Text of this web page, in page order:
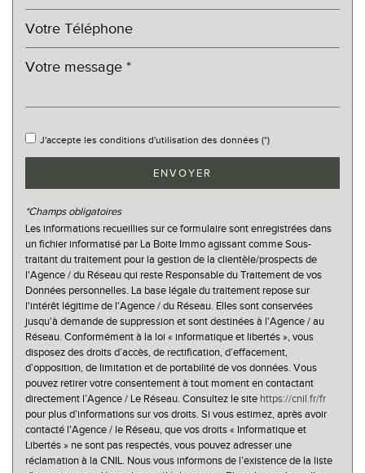
Bureau de poste
Nombre d'habitants
Propriétaires (vs. locataires)
47,86 %
Taxe foncière
Habitants de moins de 25 ans
26,55 %
Habitants de 25 à 55 ans
34,12 %
Habitants de plus de 55 ans
39,33 %
Nombre d'enfants par famille
Familles sans enfant
58,80 %
Familles avec 1 ou 2 enfants
32,72 %
Maisons
53,82 %
Appartements
46,18 %
Familles avec 3 enfants
J'accepte les conditions d'utilisation des données (*)
ENVOYER
*Champs obligatoires
Les informations recueillies sur ce formulaire sont enregistrées dans
un fichier informatisé par La Boite Immo agissant comme Sous-
traitant du traitement pour la gestion de la clientèle/prospects de
l'Agence / du Réseau qui reste Responsable du Traitement de vos
Données personnelles. La base légale du traitement repose sur
l'intérêt légitime de l'Agence / du Réseau. Elles sont conservées
jusqu'à demande de suppression et sont destinées à l'Agence / au
Réseau. Conformément à la loi « informatique et libertés », vous
disposez des droits d’accès, de rectification, d’effacement,
d’opposition, de limitation et de portabilité de vos données. Vous
pouvez retirer votre consentement à tout moment en contactant
directement l’Agence / Le Réseau. Consultez le site https://cnil.fr/fr
pour plus d’informations sur vos droits. Si vous estimez, après avoir
contacté l'Agence / le Réseau, que vos droits « Informatique et
Libertés » ne sont pas respectés, vous pouvez adresser une
réclamation à la CNIL. Nous vous informons de l’existence de la liste